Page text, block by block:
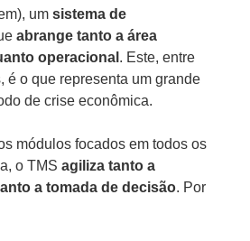
um sistema de
abrange tanto a área
operacional . Este, entre
é o que representa um grande
de crise econômica.
módulos focados em todos os
o TMS agiliza tanto a
a tomada de decisão. Por